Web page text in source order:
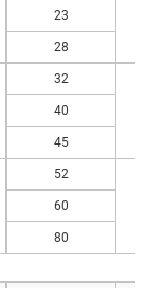
23
28
32
40
45
52
60
80